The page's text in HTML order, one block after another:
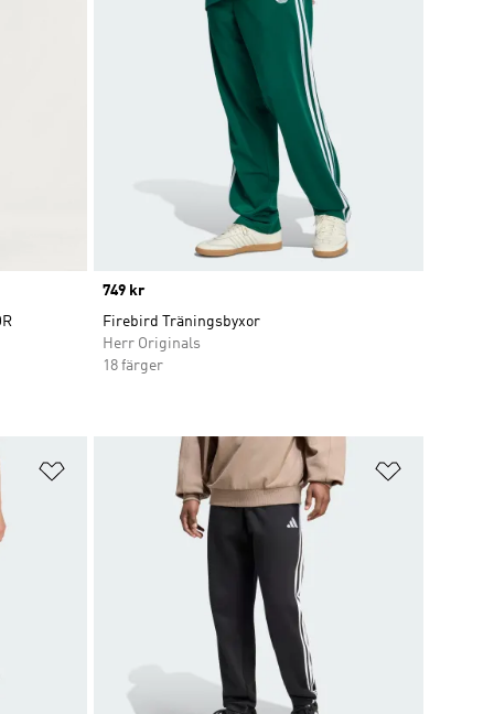
Price
749 kr
Firebird Träningsbyxor
Herr Originals
18 färger
Lägg till på önskelistan